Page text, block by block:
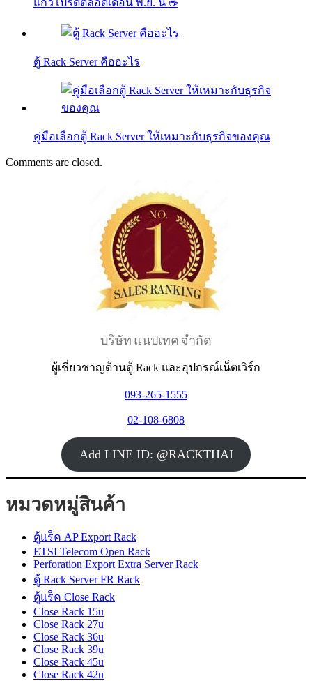
ตู้ Rack Server คืออะไร
คู่มือเลือกตู้ Rack Server ให้เหมาะกับธุรกิจของคุณ
Comments are closed.
บริษัท แนปเทค จำกัด
ผู้เชี่ยวชาญด้านตู้ Rack และอุปกรณ์เน็ตเวิร์ก
093-265-1555
02-108-6808
Add LINE ID: @RACKTHAI
หมวดหมู่สินค้า
ตู้แร็ค AP Export Rack
ETSI Telecom Open Rack
Perforation Export Extra Server Rack
ตู้ Rack Server FR Rack
ตู้แร็ค Close Rack
Close Rack 15u
Close Rack 27u
Close Rack 36u
Close Rack 39u
Close Rack 45u
Close Rack 42u